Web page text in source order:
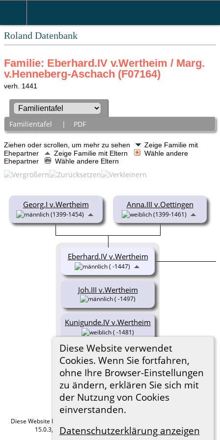
Roland Datenbank
Diese Website verwendet
Cookies. Wenn Sie fortfahren,
ohne Ihre Browser-Einstellungen
zu ändern, erklären Sie sich mit
der Nutzung von Cookies
einverstanden.
Datenschutzerklärung anzeigen
Familie: Eberhard.IV v.Wertheim / Marg.
v.Henneberg-Aschach (F07164)
verh. 1441
Familientafel | PDF
Ziehen oder scrollen, um mehr zu sehen
Zeige Familie mit
Ehepartner
Zeige Familie mit Eltern
Wähle andere
Ehepartner
Wähle andere Eltern
Georg.I v.Wertheim
(1399-1454)
Anna.III v.Oettingen
(1399-1461)
Joh.III v.Wertheim
( -1497)
Kunigunde.IV v.Wertheim
( -1481)
Anna v.Wertheim
(1435-1497)
Eberhard.IV v.Wertheim
( -1447)
Diese Website läuft mit
15.0.3, programmiert von Darrin Lythgoe © 2001-2026.